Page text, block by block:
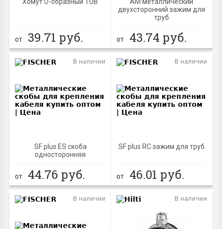
от 39.71 руб.
двухсторонний зажим для
труб
от 43.74 руб.
SF plus ES скоба
односторонняя
В наличии
от 44.76 руб.
SF plus RC зажим для труб
В наличии
от 46.01 руб.
В наличии В наличии